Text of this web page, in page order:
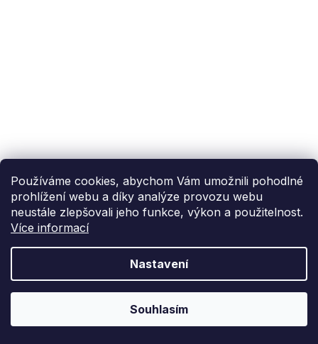
Používáme cookies, abychom Vám umožnili pohodlné
prohlížení webu a díky analýze provozu webu
neustále zlepšovali jeho funkce, výkon a použitelnost.
Více informací
Nastavení
Souhlasím